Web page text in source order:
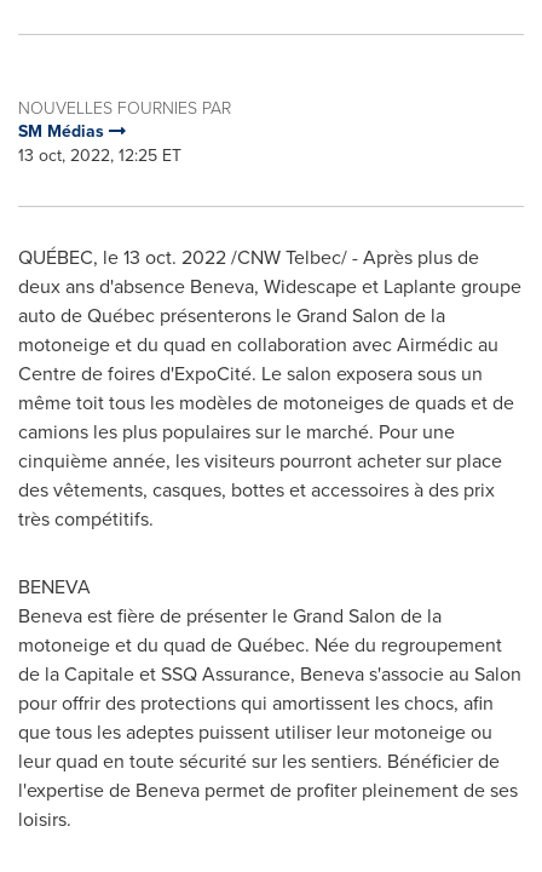
NOUVELLES FOURNIES PAR
SM Médias
13 oct, 2022, 12:25 ET
QUÉBEC, le13 oct. 2022/CNW Telbec/ - Après plus de
deux ans d'absence Beneva, Widescape et Laplantegroupe
auto de Québec présenterons le Grand Salon de la
motoneige et du quad en collaboration avec Airmédic au
Centre de foires d'ExpoCité. Le salon exposera sous un
même toit tous les modèles de motoneiges de quads et de
camions les plus populaires sur le marché. Pour une
cinquième année, les visiteurs pourront acheter sur place
des vêtements, casques, bottes et accessoires à des prix
très compétitifs.
BENEVA
Beneva est fière de présenter le Grand Salon de la
motoneige et du quad de Québec. Née du regroupement
de la Capitale et SSQ Assurance, Beneva s'associe au Salon
pour offrir des protections qui amortissent les chocs, afin
que tous les adeptes puissent utiliser leur motoneige ou
leur quad en toute sécurité sur les sentiers. Bénéficier de
l'expertise de Beneva permet de profiter pleinement de ses
loisirs.